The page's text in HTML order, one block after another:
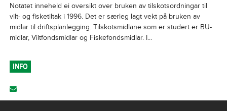
Notatet inneheld ei oversikt over bruken av tilskotsordningar til
vilt- og fisketiltak i 1996. Det er særleg lagt vekt på bruken av
midlar til driftsplanlegging. Tilskotsmidlane som er studert er BU-
midlar, Viltfondsmidlar og Fiskefondsmidlar. I...
INFO